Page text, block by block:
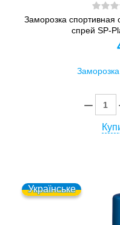
Заморозка
спрей SP-
Українське